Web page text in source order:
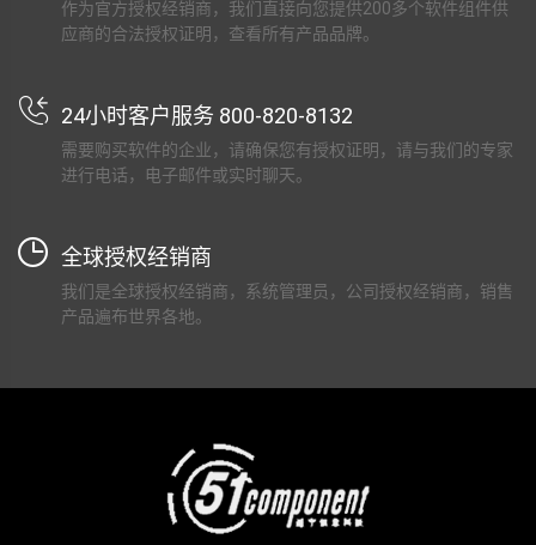
作为官方授权经销商，我们直接向您提供200多个软件组件供
应商的合法授权证明，查看所有产品品牌。
24小时客户服务 800-820-8132
需要购买软件的企业，请确保您有授权证明，请与我们的专家
进行电话，电子邮件或实时聊天。
全球授权经销商
我们是全球授权经销商，系统管理员，公司授权经销商，销售
产品遍布世界各地。